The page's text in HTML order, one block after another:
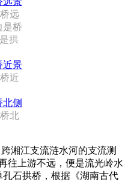
远
是桥
拱
近
北
湘江支流涟水河的支流测
往上游不远，便是流光岭水
石拱桥，根据《湖南古代